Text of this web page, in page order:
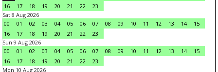
16
17 18 19 20 21 22
23
Sat 8 Aug 2026
00
01 02 03 04 05 06 07 08 09 10 11 12 13 14
15
16
17 18 19 20 21 22
23
Sun 9 Aug 2026
00
01 02 03 04 05 06 07 08 09 10 11 12 13 14
15
16
17 18 19 20 21 22
23
Mon 10 Aug 2026